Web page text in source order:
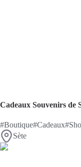
Cadeaux Souvenirs de
#Boutique#Cadeaux
Sète